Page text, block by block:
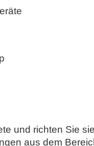
und richten Sie
aus dem